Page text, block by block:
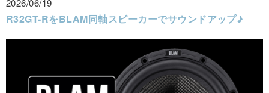
2026/06/19
R32GT-RをBLAM同軸スピーカーでサウンドアップ♪